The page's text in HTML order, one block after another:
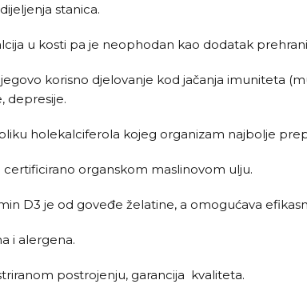
stanica.
u kosti pa je neophodan kao dodatak
korisno djelovanje kod jačanja imuniteta
depresije.
holekalciferola kojeg organizam najbolje
certificirano organskom maslinovom ulju.
D3 je od goveđe želatine, a omogućava
i alergena.
postrojenju, garancija kvaliteta.